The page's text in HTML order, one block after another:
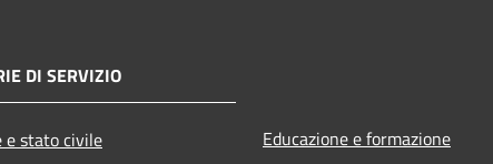
DI SERVIZIO
e stato civile
Educazione e formazione